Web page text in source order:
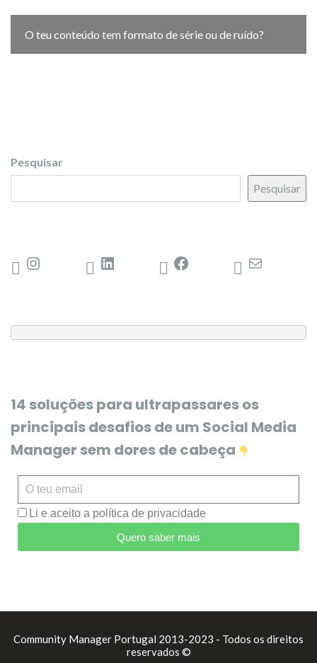
O teu conteúdo tem formato de série ou de ruído?
Pesquisar
Pesquisar
14 soluções para ultrapassares os
principais desafios de um Social Media
Manager sem dores de cabeça
Li e aceito a política de privacidade
Quero saber mais
Community Manager Portugal 2013-2023 - Todos os direitos
reservados ©